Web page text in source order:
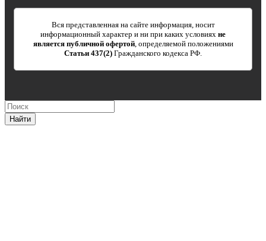
Вся представленная на сайте информация, носит
информационный характер и ни при каких условиях не
является публичной офертой, определяемой положениями
Статьи 437(2) Гражданского кодекса РФ.
Найти